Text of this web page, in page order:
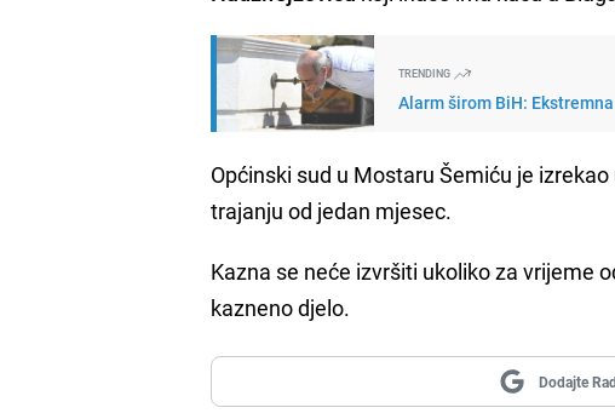
TRENDING
Alarm širom BiH:
Općinski sud u Mostaru Šemiću je
trajanju od jedan mjesec.
Kazna se neće izvršiti ukoliko za vrijeme
kazneno djelo.
Dodajte